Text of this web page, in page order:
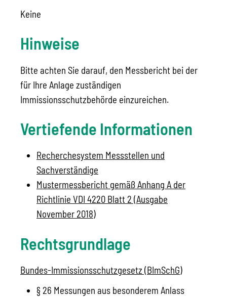
Keine
Hinweise
Bitte achten Sie darauf, den Messbericht bei der
für Ihre Anlage zuständigen
Immissionsschutzbehörde einzureichen.
Vertiefende Informationen
Recherchesystem Messstellen und
Sachverständige
Mustermessbericht gemäß Anhang A der
Richtlinie VDI 4220 Blatt 2 (Ausgabe
November 2018)
Rechtsgrundlage
Bundes-Immissionsschutzgesetz (BImSchG)
§ 26 Messungen aus besonderem Anlass